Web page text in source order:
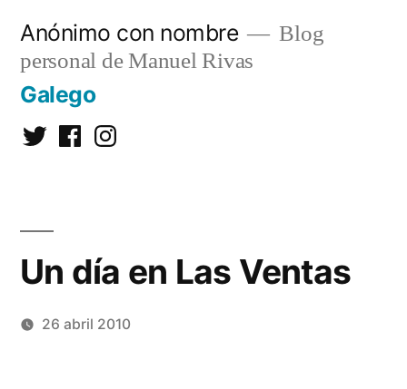
contenido
Anónimo con nombre
Blog
personal de Manuel Rivas
Galego
TwitterFacebookInstagram
Un día en Las Ventas
26 abril 2010